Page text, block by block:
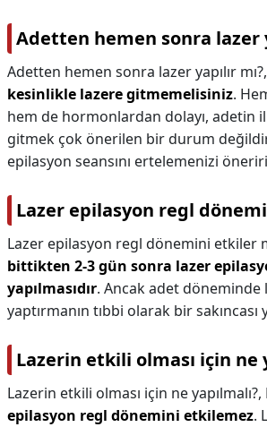
Adetten hemen sonra lazer
Adetten hemen sonra lazer yapılır mı?,
kesinlikle lazere gitmemelisiniz.
hem de hormonlardan dolayı, adetin
gitmek çok önerilen bir durum
epilasyon seansını ertelemenizi
Lazer epilasyon regl
Lazer epilasyon regl dönemini etkiler
bittikten 2-3 gün sonra lazer
yapılmasıdır. Ancak adet döneminde
yaptırmanın tıbbi olarak bir sakıncası
Lazerin etkili olması için ne
Lazerin etkili olması için ne yapılmalı?,
epilasyon regl dönemini etkilemez.